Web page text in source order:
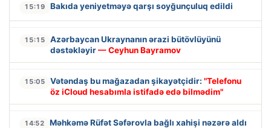
15:19 Bakıda yeniyetməyə qarşı soyğunçuluq edildi
15:15
Azərbaycan Ukraynanın ərazi bütövlüyünü
dəstəkləyir— Ceyhun Bayramov
15:05 Vətəndaş bu mağazadan şikayətçidir: "Telefonu
öz iCloud hesabımla istifadə edə bilmədim"
14:52 Məhkəmə Rüfət Səfərovla bağlı xahişi nəzərə aldı